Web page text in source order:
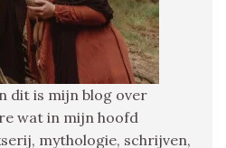
dit is mijn blog over
wat in mijn hoofd
mythologie, schrijven,